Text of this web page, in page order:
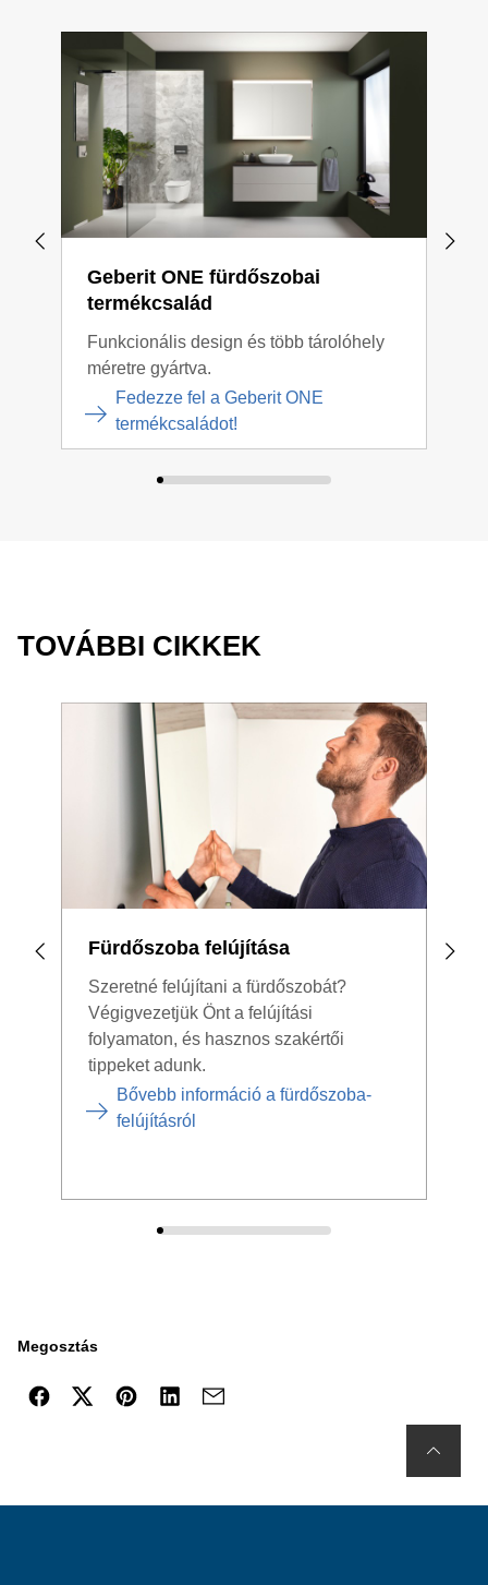
Geberit ONE fürdőszobai
termékcsalád
Funkcionális design és több tárolóhely
méretre gyártva.
Fedezze fel a Geberit ONE
termékcsaládot!
TOVÁBBI CIKKEK
Fürdőszoba felújítása
Szeretné felújítani a fürdőszobát?
Végigvezetjük Önt a felújítási
folyamaton, és hasznos szakértői
tippeket adunk.
Bővebb információ a fürdőszoba-
felújításról
Megosztás